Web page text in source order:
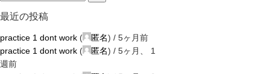
最近の投稿
practice 1 dont work ( 匿名) / 5ヶ月前
practice 1 dont work ( 匿名) / 5ヶ月、 1
週前